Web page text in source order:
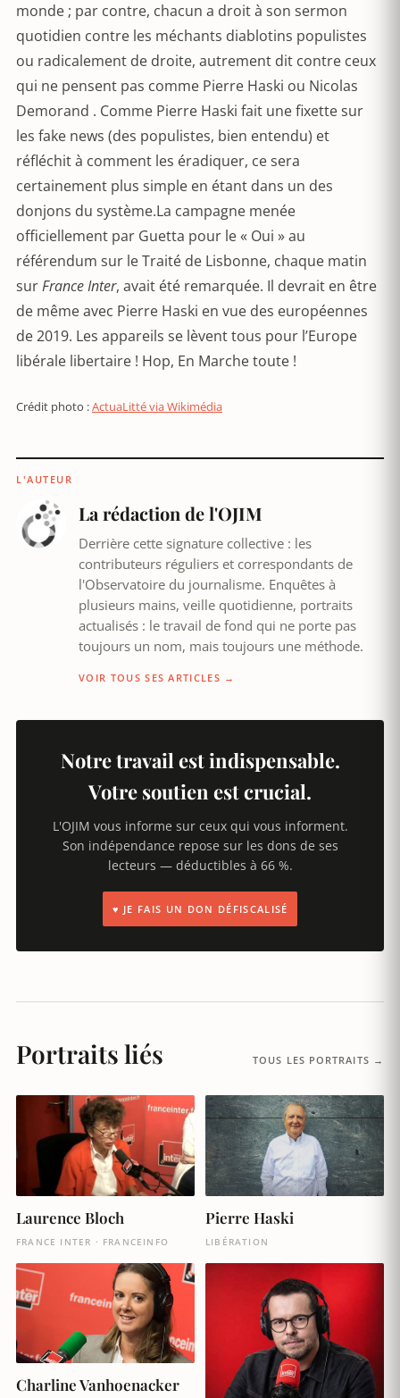
monde ; par contre, chacun a droit à son sermon
quotidien contre les méchants diablotins populistes
ou radicalement de droite, autrement dit contre ceux
qui ne pensent pas comme Pierre Haski ou Nicolas
Demorand . Comme Pierre Haski fait une fixette sur
les fake news (des populistes, bien entendu) et
réfléchit à comment les éradiquer, ce sera
certainement plus simple en étant dans un des
donjons du système.La campagne menée
officiellement par Guetta pour le « Oui » au
référendum sur le Traité de Lisbonne, chaque matin
surFrance Inter, avait été remarquée. Il devrait en être
de même avec Pierre Haski en vue des européennes
de 2019. Les appareils se lèvent tous pour l’Europe
libérale libertaire ! Hop, En Marche toute !
Crédit photo :ActuaLitté via Wikimédia
L'AUTEUR
La rédaction de l'OJIM
Derrière cette signature collective : les
contributeurs réguliers et correspondants de
l'Observatoire du journalisme. Enquêtes à
plusieurs mains, veille quotidienne, portraits
actualisés : le travail de fond qui ne porte pas
toujours un nom, mais toujours une méthode.
VOIR TOUS SES ARTICLES →
Notre travail est indispensable.
Votre soutien est crucial.
L'OJIM vous informe sur ceux qui vous informent.
Son indépendance repose sur les dons de ses
lecteurs — déductibles à 66 %.
♥ JE FAIS UN DON DÉFISCALISÉ
Portraits liés TOUS LES PORTRAITS →
Laurence Bloch
FRANCE INTER · FRANCEINFO
Pierre Haski
LIBÉRATION
Charline Vanhoenacker